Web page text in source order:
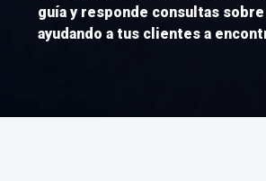
guía y responde consultas
ayudando a tus clientes a